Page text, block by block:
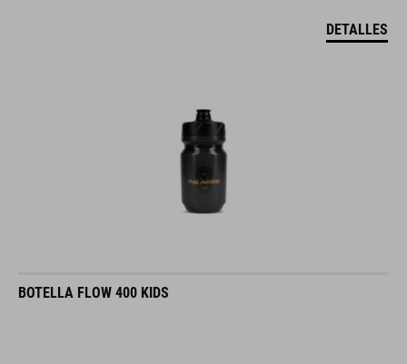
DETALLES
BOTELLA FLOW 400 KIDS